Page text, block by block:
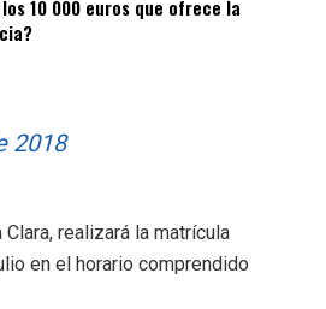
10 000 euros que ofrece la
2018
realizará la matrícula
en el horario comprendido